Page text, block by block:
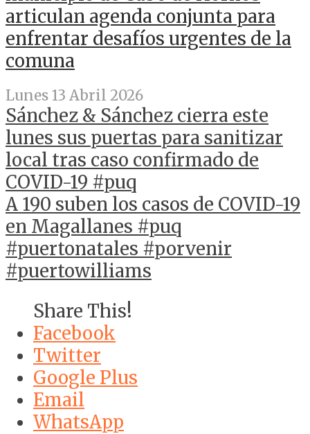
articulan agenda conjunta para
enfrentar desafíos urgentes de la
comuna
Lunes 13 Abril 2026
Sánchez & Sánchez cierra este
lunes sus puertas para sanitizar
local tras caso confirmado de
COVID-19 #puq
A 190 suben los casos de COVID-19
en Magallanes #puq
#puertonatales #porvenir
#puertowilliams
Share This!
Facebook
Twitter
Google Plus
Email
WhatsApp